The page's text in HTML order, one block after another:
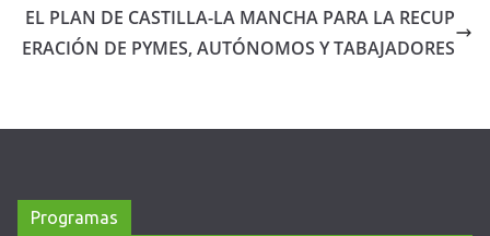
EL PLAN DE CASTILLA-LA MANCHA PARA LA RECUP
ERACIÓN DE PYMES, AUTÓNOMOS Y TABAJADORES
Programas